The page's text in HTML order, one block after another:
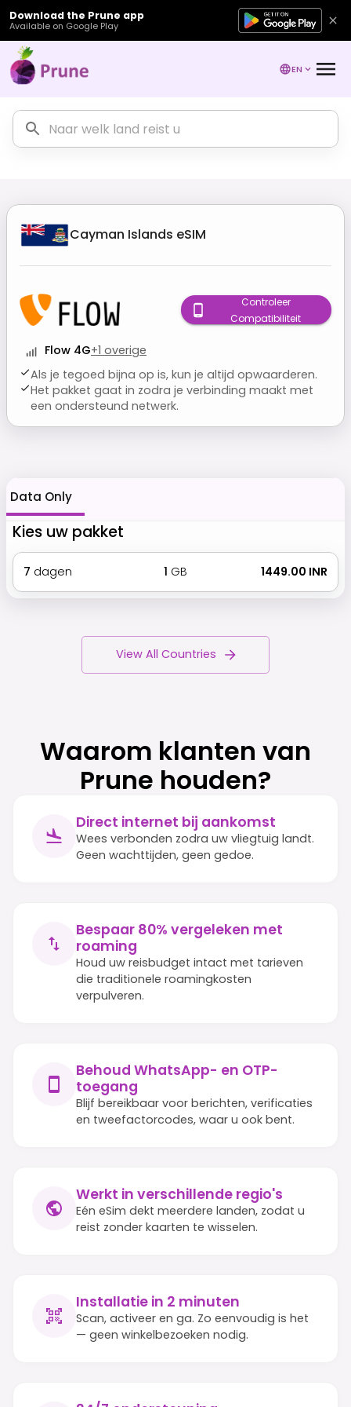
Download the Prune app
Available on Google Play
EN
Cayman Islands eSIM
Flow 4G+1 overige
Als je tegoed bijna op is, kun je altijd opwaarderen.
Het pakket gaat in zodra je verbinding maakt met
een ondersteund netwerk.
Controleer
Compatibiliteit
Data Only
Kies uw pakket
7 dagen 1 GB ₹ 1449.00 INR
View All Countries
Waarom klanten van
Prune houden?
Direct internet bij aankomst
Wees verbonden zodra uw vliegtuig landt.
Geen wachttijden, geen gedoe.
Bespaar 80% vergeleken met
roaming
Houd uw reisbudget intact met tarieven
die traditionele roamingkosten
verpulveren.
Behoud WhatsApp- en OTP-
toegang
Blijf bereikbaar voor berichten, verificaties
en tweefactorcodes, waar u ook bent.
Werkt in verschillende regio's
Eén eSim dekt meerdere landen, zodat u
reist zonder kaarten te wisselen.
Installatie in 2 minuten
Scan, activeer en ga. Zo eenvoudig is het
— geen winkelbezoeken nodig.